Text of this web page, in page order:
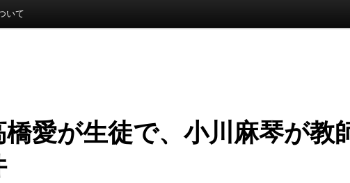
いて
橋愛が生徒で、小川麻琴が教